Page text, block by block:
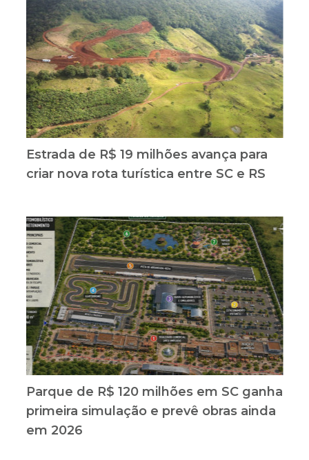
Estrada de R$ 19 milhões avança para
criar nova rota turística entre SC e RS
Parque de R$ 120 milhões em SC ganha
primeira simulação e prevê obras ainda
em 2026